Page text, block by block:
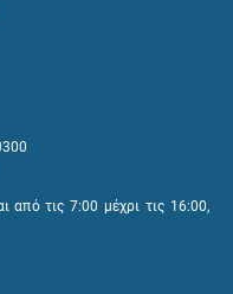
από τις 7:00 μέχρι τις 16:00,